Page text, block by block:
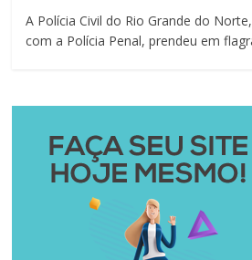
A Polícia Civil do Rio Grande do
com a Polícia Penal, prendeu em